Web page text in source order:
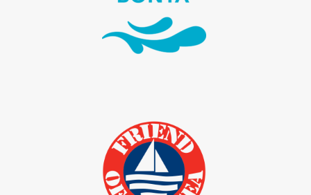
Aprite il frigo e cucinate! Prodotti
pronti in pochissimi minuti.
Friend of the Sea
certificazione di prodotti della
pesca e dell’acquacoltura